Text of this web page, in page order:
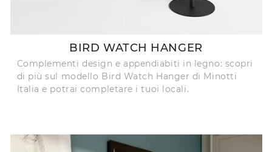
BIRD WATCH HANGER
Complementi design e appendiabiti in legno: scopri
di più sul modello Bird Watch Hanger di Minotti
Italia e potrai completare i tuoi locali.